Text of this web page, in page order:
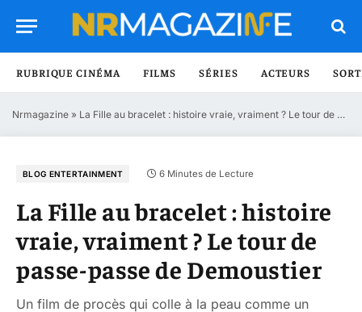
RUBRIQUE CINÉMA FILMS SÉRIES ACTEURS
Nrmagazine » La Fille au bracelet : histoire vraie, vraiment ? Le tour de passe-passe de Demoustier
BLOG ENTERTAINMENT 6 Minutes de Lecture
La Fille au bracelet : histoire
vraie, vraiment ? Le tour de
passe-passe de Demoustier
Un film de procès qui colle à la peau comme un